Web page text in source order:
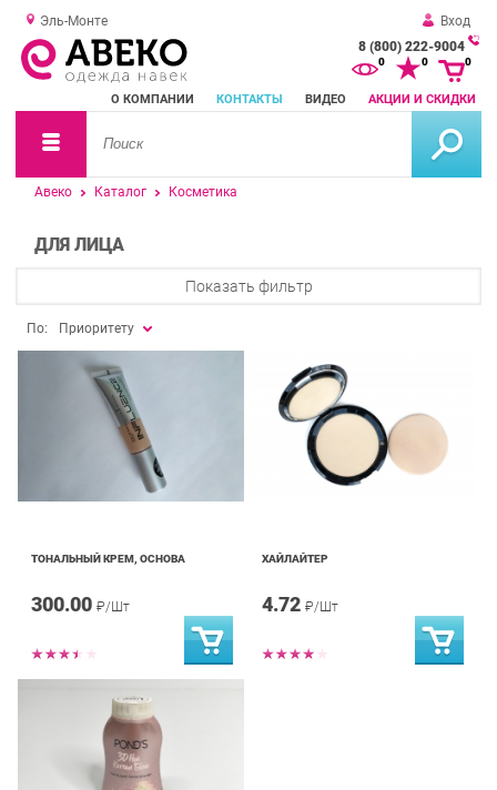
Эль-Монте
Вход
8 (800) 222-9004
О КОМПАНИИ КОНТАКТЫ ВИДЕО АКЦИИ И СКИДКИ
0 0 0
Авеко Каталог Косметика
ДЛЯ ЛИЦА
Показать фильтр
По: Приоритету
ТОНАЛЬНЫЙ КРЕМ, ОСНОВА
300.00 ₽/Шт
ХАЙЛАЙТЕР
4.72 ₽/Шт